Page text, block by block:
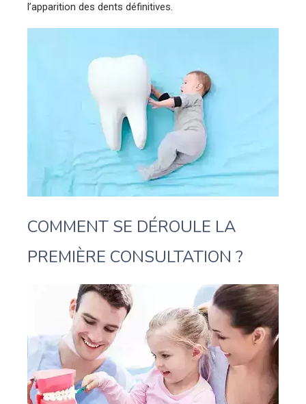
l’apparition des dents définitives.
COMMENT SE DÉROULE LA
PREMIÈRE CONSULTATION ?